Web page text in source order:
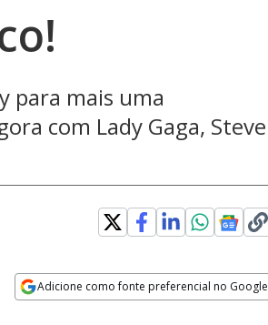
para mais uma
com Lady Gaga, Steve
Adicione como fonte preferencial no Google